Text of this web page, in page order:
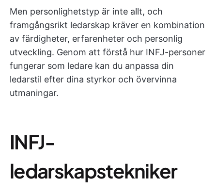
Men personlighetstyp är inte allt, och
framgångsrikt ledarskap kräver en kombination
av färdigheter, erfarenheter och personlig
utveckling. Genom att förstå hur INFJ-personer
fungerar som ledare kan du anpassa din
ledarstil efter dina styrkor och övervinna
utmaningar.
INFJ-
ledarskapstekniker